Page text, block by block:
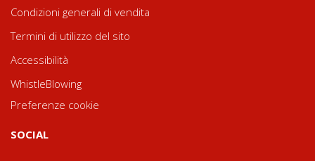
Condizioni generali di vendita
Termini di utilizzo del sito
Accessibilità
WhistleBlowing
Preferenze cookie
SOCIAL